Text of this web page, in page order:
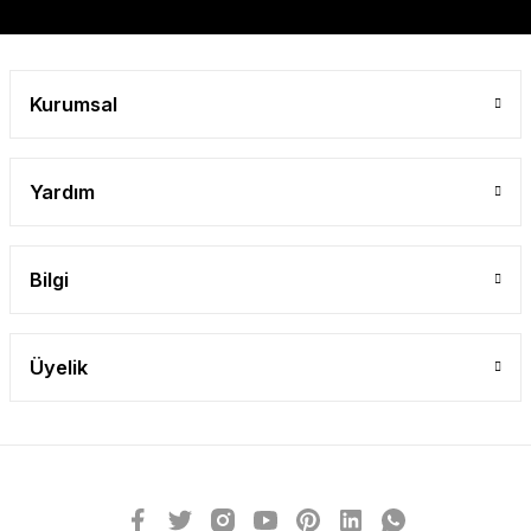
Kurumsal
Yardım
Bilgi
Üyelik